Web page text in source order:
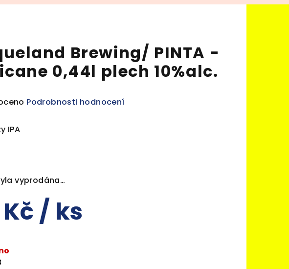
Brewing/ PINTA -
0,44l plech 10%alc.
Podrobnosti hodnocení
IPA
vyprodána…
/ ks